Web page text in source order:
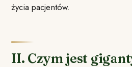
życia pacjentów.
II. Czym jest